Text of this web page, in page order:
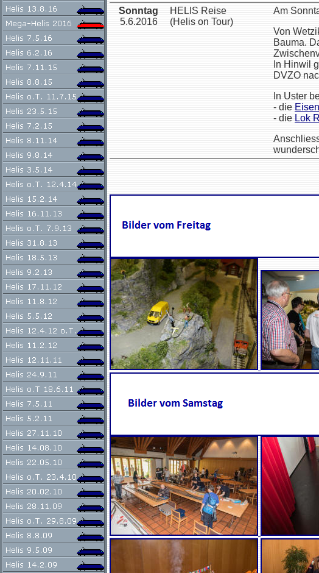
Sonntag
5.6.2016
HELIS Reise
(Helis on Tour)
Am
Von
Bauma.
In Hinwil
DVZO
In Uster
- die
- die Lok